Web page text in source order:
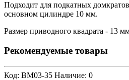
Подходит для подкатных
основном цилиндре 10 мм.
Размер приводного квадрата - 13
Рекомендуемые товары
Код: BM03-35 Наличие: 0